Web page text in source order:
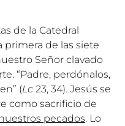
de la Catedral
primera de las siete
Señor clavado
“Padre, perdónalos,
(Lc 23, 34). Jesús se
como sacrificio de
pecados. Lo